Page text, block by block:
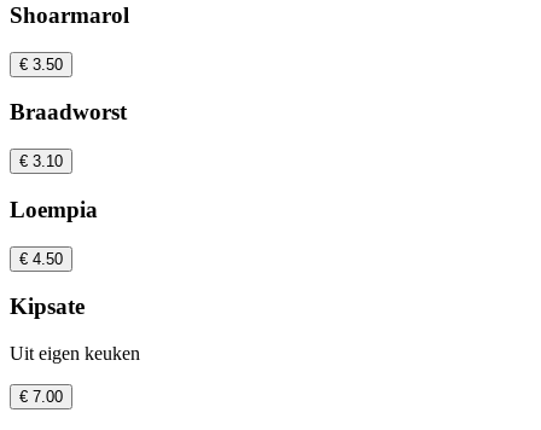
Shoarmarol
€ 3.50
Braadworst
€ 3.10
Loempia
€ 4.50
Kipsate
Uit eigen keuken
€ 7.00